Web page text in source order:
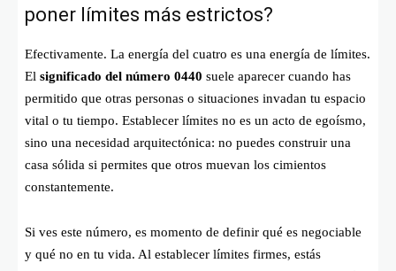
poner límites más estrictos?
Efectivamente. La energía del cuatro es una energía de límites.
El significado del número 0440 suele aparecer cuando has
permitido que otras personas o situaciones invadan tu espacio
vital o tu tiempo. Establecer límites no es un acto de egoísmo,
sino una necesidad arquitectónica: no puedes construir una
casa sólida si permites que otros muevan los cimientos
constantemente.
Si ves este número, es momento de definir qué es negociable
y qué no en tu vida. Al establecer límites firmes, estás